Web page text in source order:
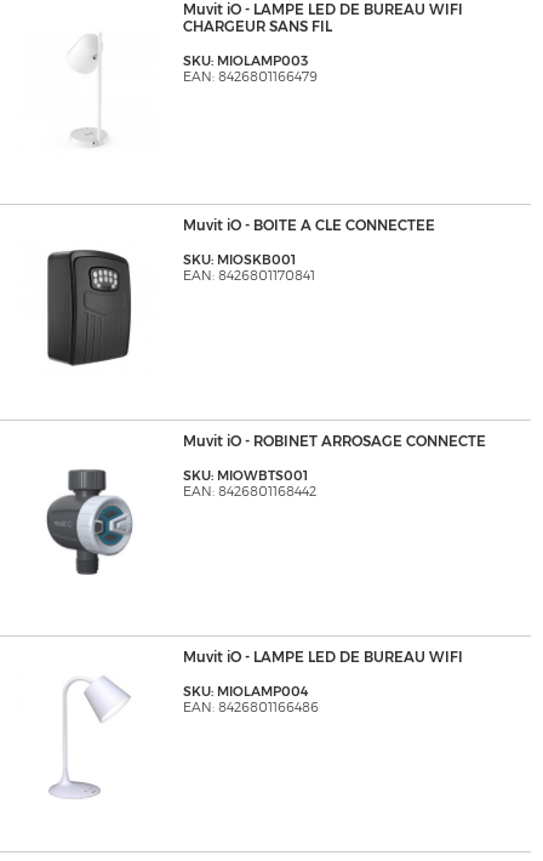
Muvit iO - LAMPE LED DE BUREAU WIFI
CHARGEUR SANS FIL
SKU: MIOLAMP003
EAN: 8426801166479
Muvit iO - BOITE A CLE CONNECTEE
SKU: MIOSKB001
EAN: 8426801170841
Muvit iO - ROBINET ARROSAGE CONNECTE
SKU: MIOWBTS001
EAN: 8426801168442
Muvit iO - LAMPE LED DE BUREAU WIFI
SKU: MIOLAMP004
EAN: 8426801166486